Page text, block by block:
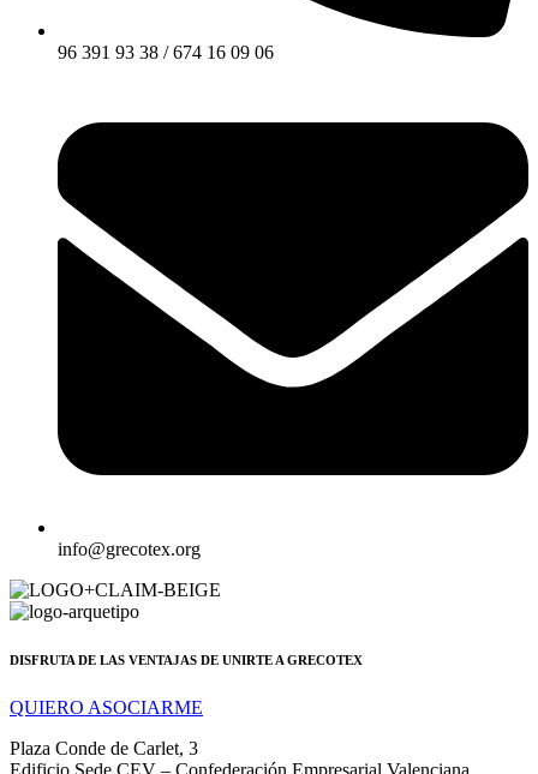
96 391 93 38 / 674 16 09 06
info@grecotex.org
DISFRUTA DE LAS VENTAJAS DE UNIRTE A GRECOTEX
QUIERO ASOCIARME
Plaza Conde de Carlet, 3
Edificio Sede CEV – Confederación Empresarial Valenciana